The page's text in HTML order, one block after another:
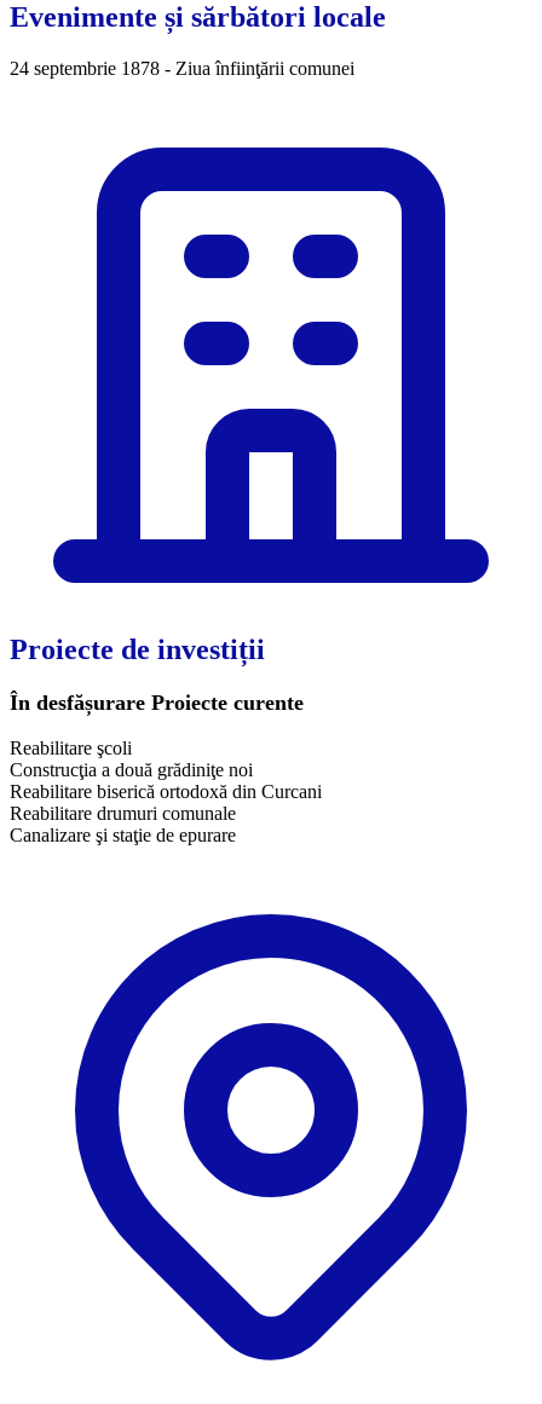
Evenimente și sărbători locale
24 septembrie 1878 - Ziua înfiinţării comunei
Proiecte de investiții
În desfășurare Proiecte curente
Reabilitare şcoli
Construcţia a două grădiniţe noi
Reabilitare biserică ortodoxă din Curcani
Reabilitare drumuri comunale
Canalizare şi staţie de epurare